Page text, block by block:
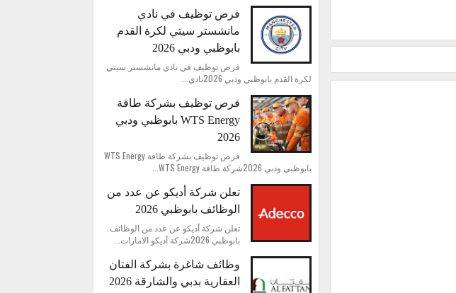
فرص توظيف في نادي
مانشستر سيتي لكرة القدم
بابوظبي ودبي 2026
فرص توظيف في نادي مانشستر سيتي
لكرة القدم بابوظبي ودبي 2026نادي...
فرص توظيف بشركة طاقة
WTS Energy بابوظبي ودبي
2026
فرص توظيف بشركة طاقة WTS Energy
بابوظبي ودبي 2026شركة طاقة WTS Energy...
تعلن شركة أديكو عن عدد من
الوظائف بابوظبي 2026
تعلن شركة أديكو عن عدد من الوظائف
بابوظبي 2026شركة أديكو الامارات...
وظائف شاغرة بشركة الفتان
العقارية بدبي والشارقة 2026